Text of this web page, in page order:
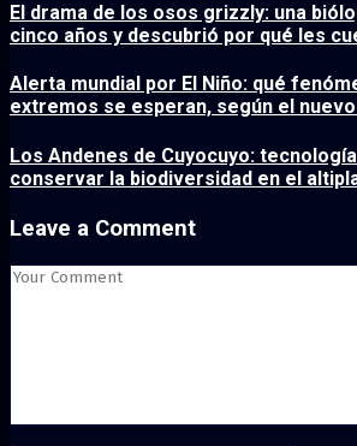
El drama de los osos grizzly: una
cinco años y descubrió por qué les
Alerta mundial por El Niño: qué
extremos se esperan, según el
Los Andenes de Cuyocuyo:
conservar la biodiversidad en el
Leave a Comment